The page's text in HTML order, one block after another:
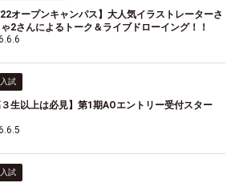
22オープンキャンパス】大人気イラストレーターさ
ゃ2さんによるトーク＆ライブドローイング！！
試
３生以上は必見】第1期AOエントリー受付スター
試